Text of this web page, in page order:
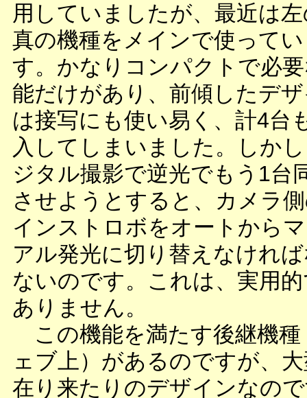
用していましたが、最近は
真の機種をメインで使って
す。かなりコンパクトで必
能だけがあり、前傾したデ
は接写にも使い易く、計4台
入してしまいました。しか
ジタル撮影で逆光でもう1台
させようとすると、カメラ
インストロボをオートから
アル発光に切り替えなけれ
ないのです。これは、実用
ありません。
この機能を満たす後継機種
ェブ上）があるのですが、
在り来たりのデザインなの